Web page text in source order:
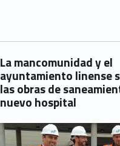
La mancomunidad y el
ayuntamiento linense
las obras de
nuevo hospital